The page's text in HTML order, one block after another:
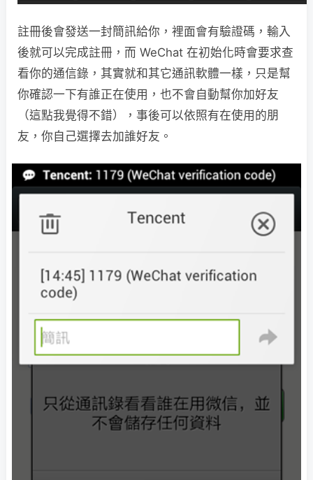
註冊後會發送一封簡訊給你，裡面會有驗證碼，輸入
後就可以完成註冊，而 WeChat 在初始化時會要求查
看你的通信錄，其實就和其它通訊軟體一樣，只是幫
你確認一下有誰正在使用，也不會自動幫你加好友
（這點我覺得不錯），事後可以依照有在使用的朋
友，你自己選擇去加誰好友。